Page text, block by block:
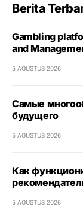
Berita
Gambling
and
5 AGUSTUS 2026
Самые
будущего
5 AGUSTUS 2026
Как
5 AGUSTUS 2026